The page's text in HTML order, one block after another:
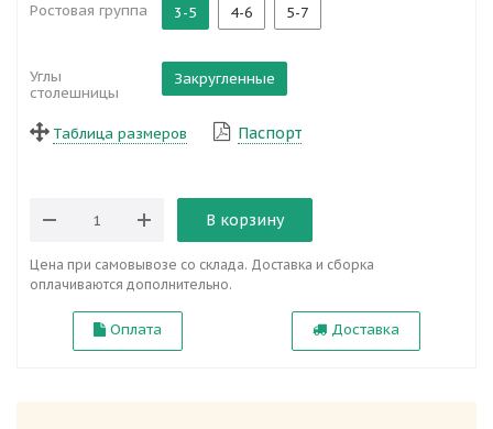
Ростовая группа 3-5 4-6 5-7
Углы
столешницы
Закругленные
Таблица размеров Паспорт
В корзину
Цена при самовывозе со склада. Доставка и сборка
оплачиваются дополнительно.
Оплата Доставка